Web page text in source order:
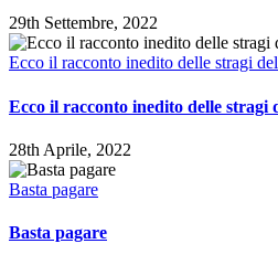
29th Settembre, 2022
Ecco il racconto inedito delle stragi
Ecco il racconto inedito delle
28th Aprile, 2022
Basta pagare
Basta pagare